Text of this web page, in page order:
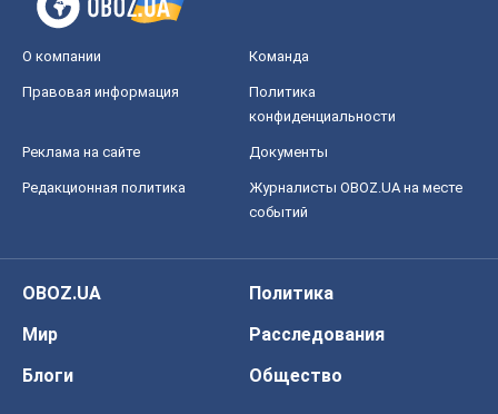
О компании Команда
Правовая информация
Политика
конфиденциальности
Реклама на сайте Документы
Редакционная политика
Журналисты OBOZ.UA на месте
событий
OBOZ.UA
Политика
Мир
Расследования
Блоги
Общество